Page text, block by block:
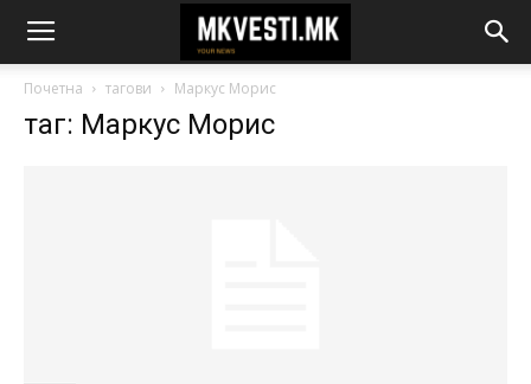
Почетна тагови Маркус Морис
таг: Маркус Морис